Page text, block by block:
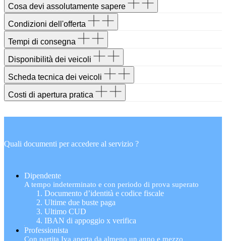
Cosa devi assolutamente sapere
Condizioni dell'offerta
Tempi di consegna
Disponibilità dei veicoli
Scheda tecnica dei veicoli
Costi di apertura pratica
Quali documenti per accedere al servizio ?
Dipendente
A tempo indeterminato e con periodo di prova superato
Documento d’identità e codice fiscale
Ultime due buste paga
Ultimo CUD
IBAN di appoggio x verifica
Professionista
Con partita Iva aperta da almeno un anno e mezzo